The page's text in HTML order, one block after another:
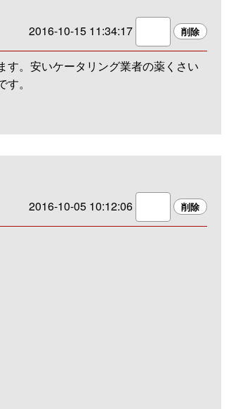
2016-10-15 11:34:17
。安いケータリング業者の薬くさい
。
2016-10-05 10:12:06